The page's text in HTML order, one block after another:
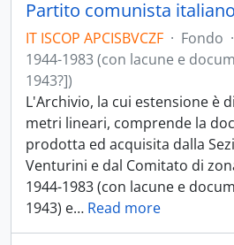
IT ISCOP APCISBVCZF · Fondo ·
1944-1983 (con lacune e
1943?])
L'Archivio, la cui estensione è
metri lineari, comprende la
prodotta ed acquisita dalla
Venturini e dal Comitato di
1944-1983 (con lacune e
1943) e… Read more